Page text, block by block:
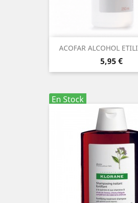
ACOFAR ALCOHOL
Precio
5,95 €
En Stock